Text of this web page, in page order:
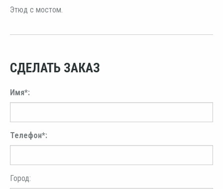
Этюд с мостом.
СДЕЛАТЬ ЗАКАЗ
Имя*:
Телефон*:
Город: